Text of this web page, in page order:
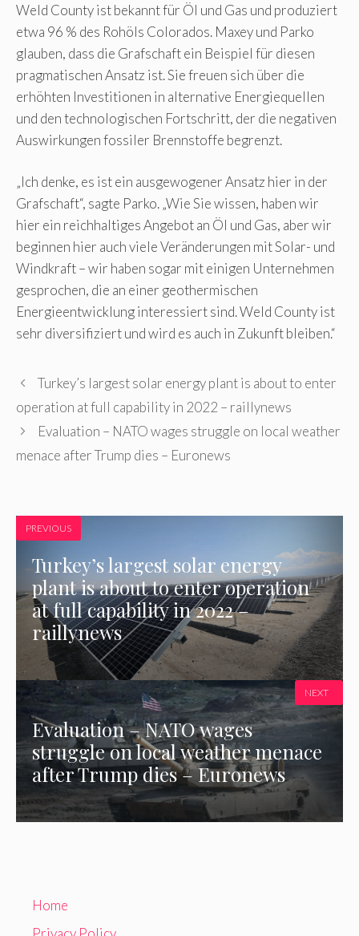
Weld County ist bekannt für Öl und Gas und produziert
etwa 96 % des Rohöls Colorados. Maxey und Parko
glauben, dass die Grafschaft ein Beispiel für diesen
pragmatischen Ansatz ist. Sie freuen sich über die
erhöhten Investitionen in alternative Energiequellen
und den technologischen Fortschritt, der die negativen
Auswirkungen fossiler Brennstoffe begrenzt.
„Ich denke, es ist ein ausgewogener Ansatz hier in der
Grafschaft“, sagte Parko. „Wie Sie wissen, haben wir
hier ein reichhaltiges Angebot an Öl und Gas, aber wir
beginnen hier auch viele Veränderungen mit Solar- und
Windkraft – wir haben sogar mit einigen Unternehmen
gesprochen, die an einer geothermischen
Energieentwicklung interessiert sind. Weld County ist
sehr diversifiziert und wird es auch in Zukunft bleiben.“
Turkey’s largest solar energy plant is about to enter
operation at full capability in 2022 – raillynews
Evaluation – NATO wages struggle on local weather
menace after Trump dies – Euronews
PREVIOUS
Turkey’s largest solar energy
plant is about to enter operation
at full capability in 2022 –
raillynews
Evaluation – NATO wages
struggle on local weather menace
after Trump dies – Euronews
NEXT
Home